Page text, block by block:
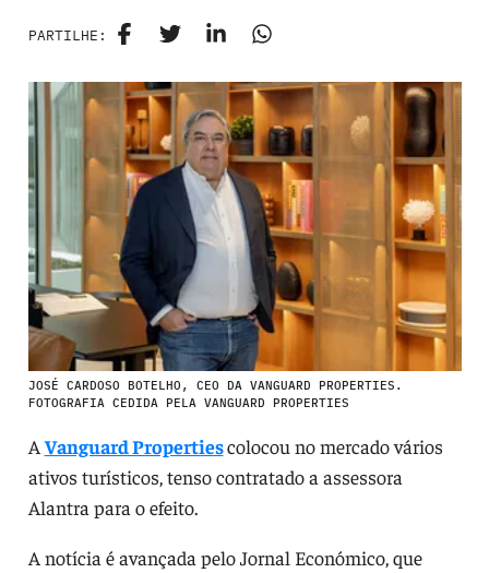
PARTILHE:
JOSÉ CARDOSO BOTELHO, CEO DA VANGUARD PROPERTIES.
FOTOGRAFIA CEDIDA PELA VANGUARD PROPERTIES
AVanguard Propertiescolocou no mercado vários
ativos turísticos, tenso contratado a assessora
Alantra para o efeito.
A notícia é avançada pelo Jornal Económico, que